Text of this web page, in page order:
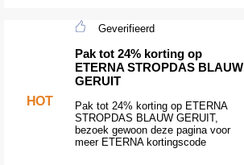
HOT
Geverifieerd
Pak tot 24% korting op
ETERNA STROPDAS BLAUW
GERUIT
Pak tot 24% korting op ETERNA
STROPDAS BLAUW GERUIT,
bezoek gewoon deze pagina voor
meer ETERNA kortingscode